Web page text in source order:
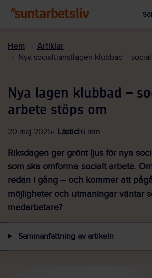
Hem Artiklar
Nya socialtjänstlagen klubbad –
Nya lagen klubbad –
arbete stöps om
20 maj 2025 Lästid:6 min
Riksdagen ger grönt ljus för nya
som ska omforma socialt arbete.
redan i gång – och kommer att
möjligheter och utmaningar väntar
medarbetare?
Sammanfattning av artikeln